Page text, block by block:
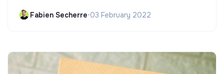
Fabien Secherre•03 February 2022